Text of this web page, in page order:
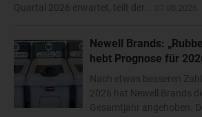
Quartal 2026 erwartet, teilt der...
Newell Brands:
hebt Prognose für
Nach etwas besseren
2026 hat Newell Brands
Gesamtjahr angehoben.